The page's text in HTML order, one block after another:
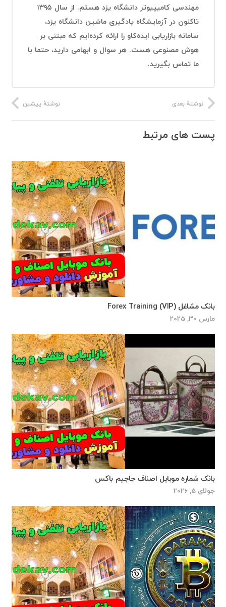
مهندسی کامیپیوتر دانشگاه یزد هستم. از سال ۱۳۹۵
تاکنون در آزمایشگاه یادگیری ماشین دانشگاه یزد،
سامانه بازاریابی ایده‌کاو را ارائه کرده‌ایم که مبتنی بر
هوش مصنوعی هست. هر سوال و ابهامی دارید، حتما با
ما تماس بگیرید.
نوشتهٔ پیشین نوشتهٔ بعدی
پست های مرتبط
بانک مشاغل Forex Training (VIP)
مارس 30, 2025
بانک شماره موبایل اصناف جاجیم باکس
جولای 5, 2026